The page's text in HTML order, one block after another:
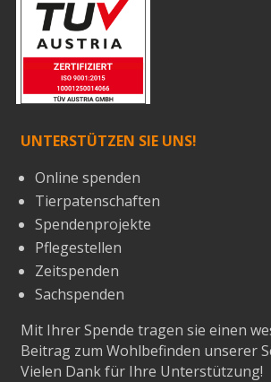
UNTERSTÜTZEN SIE UNS!
Online spenden
Tierpatenschaften
Spendenprojekte
Pflegestellen
Zeitspenden
Sachspenden
Mit Ihrer Spende tragen sie einen
Beitrag zum Wohlbefinden unserer
Vielen Dank für Ihre Unterstützung!